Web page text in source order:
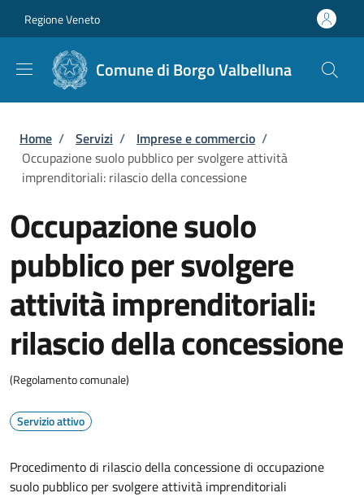
Regione Veneto
Comune di Borgo Valbelluna
Briciole di pane
Home / Servizi / Imprese e commercio /
Occupazione suolo pubblico per svolgere attività
imprenditoriali: rilascio della concessione
Occupazione suolo
pubblico per svolgere
attività imprenditoriali:
rilascio della concessione
(Regolamento comunale)
Servizio attivo
Procedimento di rilascio della concessione di occupazione
suolo pubblico per svolgere attività imprenditoriali